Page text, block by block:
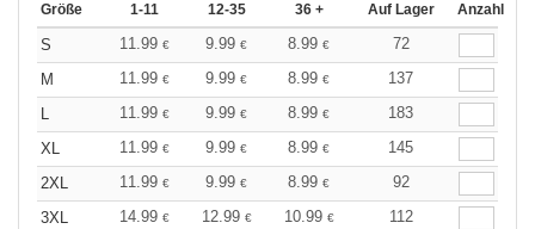
Größe 1-11 12-35 36 + Auf Lager Anzahl
S 11.99 € 9.99 € 8.99 €
72
M
11.99 € 9.99 € 8.99 €
137
L
11.99 € 9.99 € 8.99 €
183
XL
11.99 € 9.99 € 8.99 €
145
2XL
11.99 € 9.99 € 8.99 €
92
3XL
14.99 € 12.99 € 10.99 € 112